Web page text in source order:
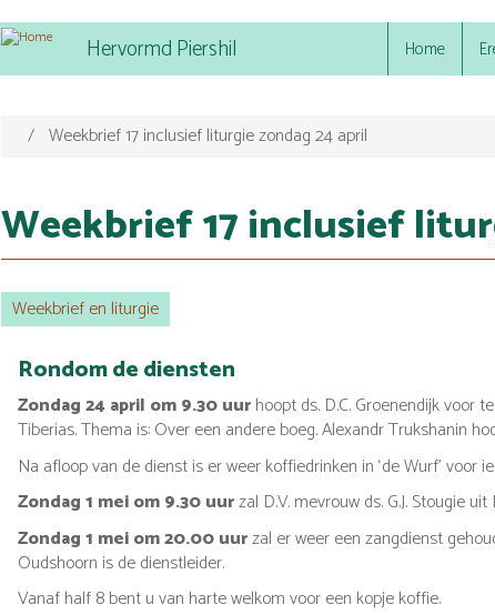
Hervormd Piershil
Main
navigation Home
Weekbrief 17 inclusief liturgie zondag 24 april
Weekbrief 17 inclusief
Weekbrief en liturgie
Rondom de diensten
Zondag 24 april om 9.30 uurhoopt ds. D.C. Groenendijk voor
Tiberias. Thema is: Over een andere boeg. Alexandr Trukshanin
Na afloop van de dienst is er weer koffiedrinken in ‘de Wurf’ voor
Zondag 1 mei om 9.30 uurzal D.V. mevrouw ds. G.J. Stougie
Zondag 1 mei om 20.00 uurzal er weer een zangdienst
Oudshoorn is de dienstleider.
Vanaf half 8 bent u van harte welkom voor een kopje koffie.